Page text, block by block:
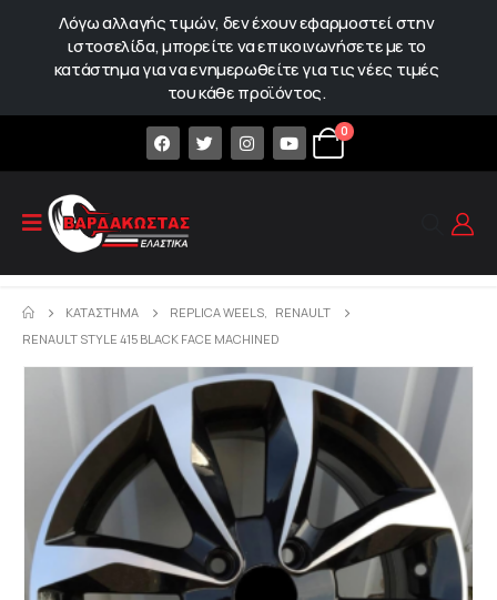
Λόγω αλλαγής τιμών, δεν έχουν εφαρμοστεί στην
ιστοσελίδα, μπορείτε να επικοινωνήσετε με το
κατάστημα για να ενημερωθείτε για τις νέες τιμές
του κάθε προϊόντος.
0
ΚΑΤΆΣΤΗΜΑ REPLICA WEELS
RENAULT
RENAULT STYLE 415 BLACK FACE MACHINED